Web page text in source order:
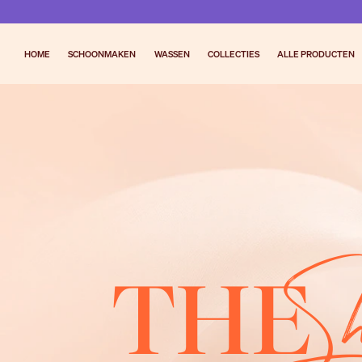
HOME SCHOONMAKEN WASSEN COLLECTIES ALLE PRODUCTEN
THE